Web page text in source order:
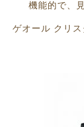
機能的で、
ゲオール クリ